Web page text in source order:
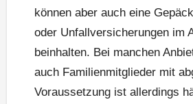
können aber auch eine
oder Unfallversicherungen im
beinhalten. Bei manchen
auch Familienmitglieder mit
Voraussetzung ist allerdings